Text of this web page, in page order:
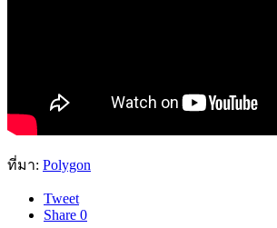
ที่มา: Polygon
Tweet
Share 0